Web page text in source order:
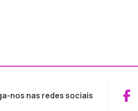
nos nas redes sociais